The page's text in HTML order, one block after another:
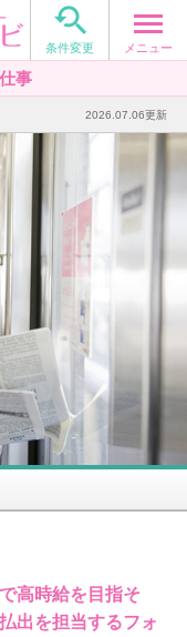

条件変更 メニュー
事
2026.07.06更新
高時給を目指そ
出を担当するフォ